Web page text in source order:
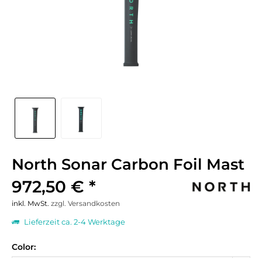
North Sonar Carbon Foil Mast
972,50 € *
inkl. MwSt. zzgl. Versandkosten
Lieferzeit ca. 2-4 Werktage
Color: